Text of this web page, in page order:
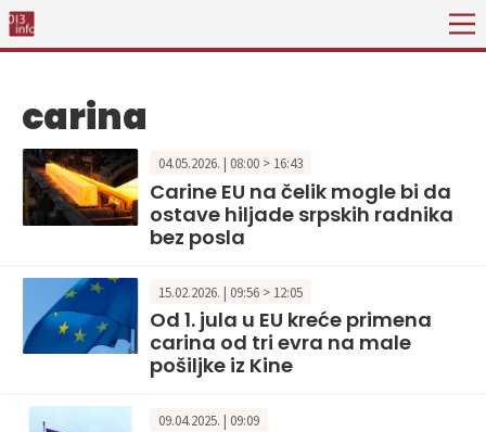
carina
04.05.2026. | 08:00 > 16:43
Carine EU na čelik mogle bi da
ostave hiljade srpskih radnika
bez posla
15.02.2026. | 09:56 > 12:05
Od 1. jula u EU kreće primena
carina od tri evra na male
pošiljke iz Kine
09.04.2025. | 09:09